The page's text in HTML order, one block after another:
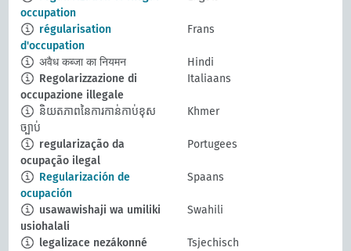
occupation
régularisation
d'occupation
Frans
अवैध कब्जा का नियमन
Hindi
Regolarizzazione di
occupazione illegale
Italiaans
និយតភាពនៃការកាន់កាប់ខុស
ច្បាប់
Khmer
regularização da
ocupação ilegal
Portugees
Regularización de
ocupación
Spaans
usawawishaji wa umiliki
usiohalali
Swahili
legalizace nezákonné
Tsjechisch